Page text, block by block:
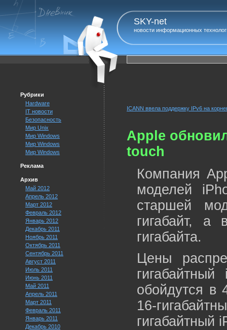
SKY-net
новости информационных
Рубрики
Hardware
IT новости
Безопасность
Мир Unix
Мир Windows
Мир Windows
Мир Windows
Реклама
Архив
Май 2012
Апрель 2012
Март 2012
Февраль 2012
Январь 2012
Декабрь 2011
Ноябрь 2011
Октябрь 2011
Сентябрь 2011
Август 2011
Июль 2011
Июнь 2011
Май 2011
Апрель 2011
Март 2011
Февраль 2011
Январь 2011
Декабрь 2010
ICANN ввела поддержку IPv6 на
Apple
touch
Компания
моделей
старшей
гигабайт,
гигабайта.
Цены
обойдутся в
16-
гигабайтный